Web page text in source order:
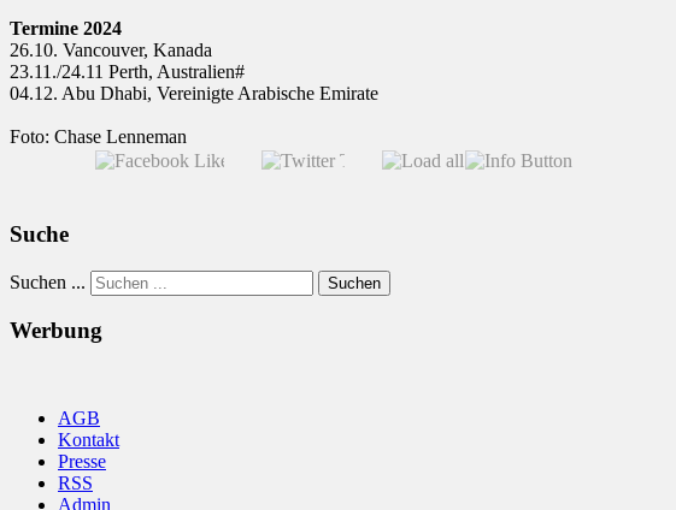
Termine 2024
26.10. Vancouver, Kanada
23.11./24.11 Perth, Australien#
04.12. Abu Dhabi, Vereinigte Arabische Emirate
Foto: Chase Lenneman
Suche
Suchen ... Suchen
Werbung
AGB
Kontakt
Presse
RSS
Admin